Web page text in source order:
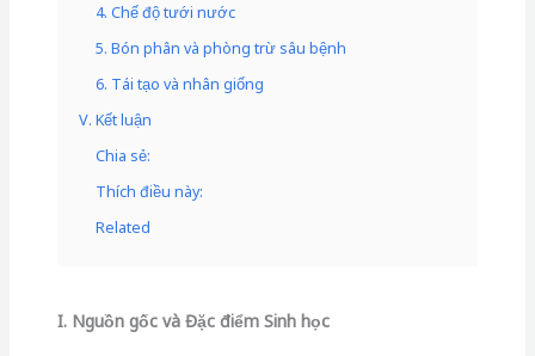
4. Chế độ tưới nước
5. Bón phân và phòng trừ sâu bệnh
6. Tái tạo và nhân giống
V. Kết luận
Chia sẻ:
Thích điều này:
Related
I. Nguồn gốc và Đặc điểm Sinh học